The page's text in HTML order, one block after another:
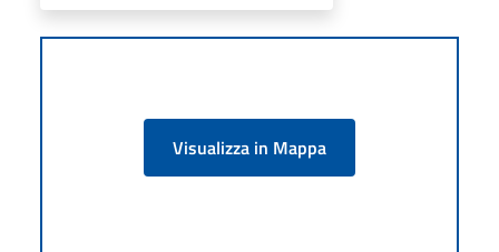
Visualizza in Mappa